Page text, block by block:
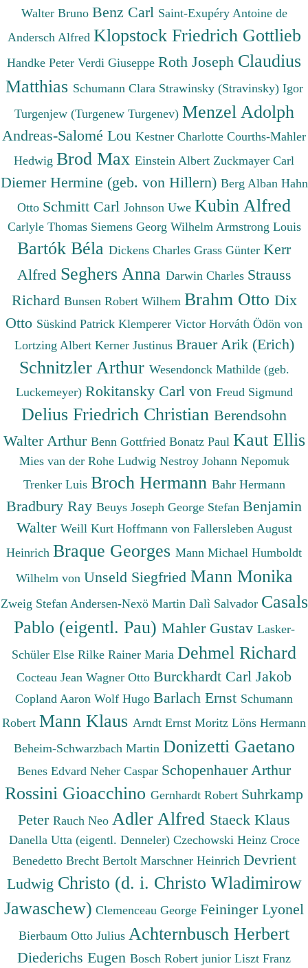
Walter Bruno Benz Carl Saint-Exupéry Antoine de
Andersch Alfred Klopstock Friedrich Gottlieb
Handke Peter Verdi Giuseppe Roth Joseph Claudius
Matthias Schumann Clara Strawinsky (Stravinsky) Igor
Turgenjew (Turgenew Turgenev) Menzel Adolph
Andreas-Salomé Lou Kestner Charlotte Courths-Mahler
Hedwig Brod Max Einstein Albert Zuckmayer Carl
Diemer Hermine (geb. von Hillern) Berg Alban Hahn
Otto Schmitt Carl Johnson Uwe Kubin Alfred
Carlyle Thomas Siemens Georg Wilhelm Armstrong Louis
Bartók Béla Dickens Charles Grass Günter Kerr
Alfred Seghers Anna Darwin Charles Strauss
Richard Bunsen Robert Wilhem Brahm Otto Dix
Otto Süskind Patrick Klemperer Victor Horváth Ödön von
Lortzing Albert Kerner Justinus Brauer Arik (Erich)
Schnitzler Arthur Wesendonck Mathilde (geb.
Luckemeyer) Rokitansky Carl von Freud Sigmund
Delius Friedrich Christian Berendsohn
Walter Arthur Benn Gottfried Bonatz Paul Kaut Ellis
Mies van der Rohe Ludwig Nestroy Johann Nepomuk
Trenker Luis Broch Hermann Bahr Hermann
Bradbury Ray Beuys Joseph George Stefan Benjamin
Walter Weill Kurt Hoffmann von Fallersleben August
Heinrich Braque Georges Mann Michael Humboldt
Wilhelm von Unseld Siegfried Mann Monika
Zweig Stefan Andersen-Nexö Martin Dalì Salvador Casals
Pablo (eigentl. Pau) Mahler Gustav Lasker-
Schüler Else Rilke Rainer Maria Dehmel Richard
Cocteau Jean Wagner Otto Burckhardt Carl Jakob
Copland Aaron Wolf Hugo Barlach Ernst Schumann
Robert Mann Klaus Arndt Ernst Moritz Löns Hermann
Beheim-Schwarzbach Martin Donizetti Gaetano
Benes Edvard Neher Caspar Schopenhauer Arthur
Rossini Gioacchino Gernhardt Robert Suhrkamp
Peter Rauch Neo Adler Alfred Staeck Klaus
Danella Utta (eigentl. Denneler) Czechowski Heinz Croce
Benedetto Brecht Bertolt Marschner Heinrich Devrient
Ludwig Christo (d. i. Christo Wladimirow
Jawaschew) Clemenceau George Feininger Lyonel
Bierbaum Otto Julius Achternbusch Herbert
Diederichs Eugen Bosch Robert junior Liszt Franz